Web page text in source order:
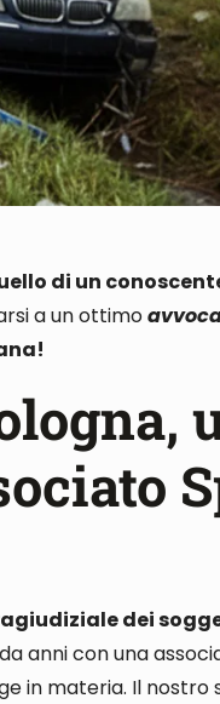
di un
a un ottimo
dei
anni con una
in materia. Il nostro